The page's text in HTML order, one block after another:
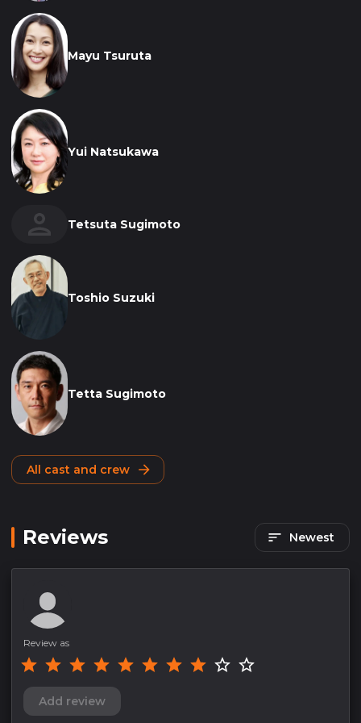
Mayu Tsuruta
Yui Natsukawa
Tetsuta Sugimoto
Toshio Suzuki
Tetta Sugimoto
All cast and crew
Reviews Newest
Review as
Add review